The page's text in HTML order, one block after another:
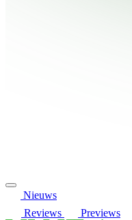
Nieuws
Reviews
Previews